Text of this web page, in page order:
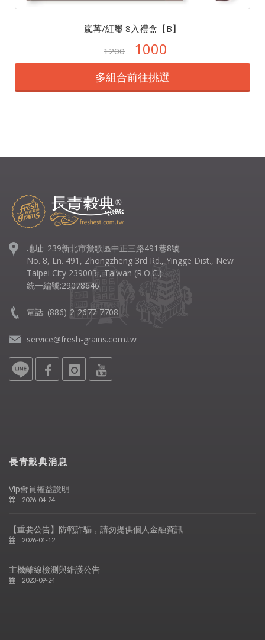
嵐苒/紅璽 8入禮盒【B】
1200
1000
多組合前往挑選
地址: 239新北市鶯歌區中正三路491巷8號
No. 8, Ln. 491, Zhongzheng 3rd Rd., Yingge Dist., New
Taipei City 239003 , Taiwan (R.O.C.)
統一編號:29078646
電話: (886)-2-2677-7708
service@fresh-grains.com.tw
長青穀典消息
Vip會員權益說明
2026-04-24
【重要公告】防範詐騙，請勿提供個人金融資訊
2026-01-12
主機離線檢測與維護公告
2023-09-24